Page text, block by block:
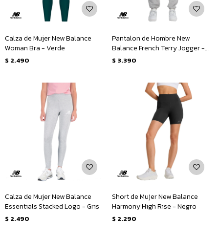
Calza de Mujer New Balance
Woman Bra - Verde
$ 2.490
Pantalon de Hombre New
Balance French Terry Jogger -
Gris
$ 3.390
Calza de Mujer New Balance
Essentials Stacked Logo - Gris
$ 2.490
Short de Mujer New Balance
Harmony High Rise - Negro
$ 2.290